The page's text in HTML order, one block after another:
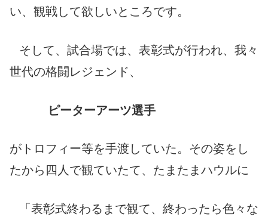
い、観戦して欲しいところです。
そして、試合場では、表彰式が行われ、我々
世代の格闘レジェンド、
ピーターアーツ選手
がトロフィー等を手渡していた。その姿をし
たから四人で観ていたて、たまたまハウルに
「表彰式終わるまで観て、終わったら色々な